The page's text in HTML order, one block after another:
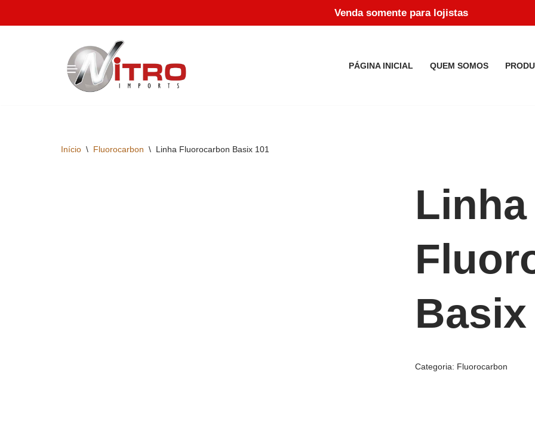
Venda somente para lojistas
PÁGINA INICIAL QUEM SOMOS
Início \ Fluorocarbon \ Linha Fluorocarbon Basix 101
Linha
Basix
Categoria: Fluorocarbon